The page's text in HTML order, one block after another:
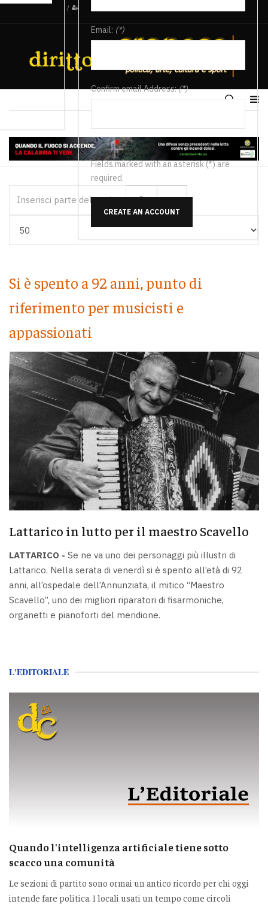
/
Email: (*)
Confirm email Address:(*)
Fields marked with an asterisk (*) are
required.
CREATE AN ACCOUNT
Si è spento a 92 anni, punto di
riferimento per musicisti e
appassionati
Lattarico in lutto per il maestro Scavello
LATTARICO - Se ne va uno dei personaggi più illustri di
Lattarico. Nella serata di venerdì si è spento all’età di 92
anni, all’ospedale dell’Annunziata, il mitico “Maestro
Scavello”, uno dei migliori riparatori di fisarmoniche,
organetti e pianoforti del meridione.
L'EDITORIALE
Quando l'intelligenza artificiale tiene sotto
scacco una comunità
Le sezioni di partito sono ormai un antico ricordo per chi oggi
intende fare politica. I locali usati un tempo come circoli